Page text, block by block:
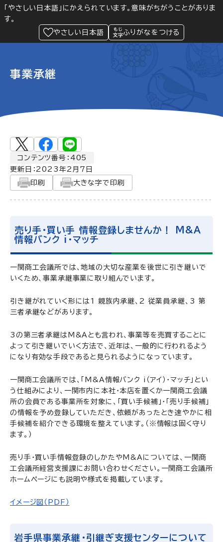
「やさしい日本語」にかえられています。意味がちがうことがありま
す。
やさしい日本語
ふりがなをつける
Language 閲覧支援
緊急情報
事業承継
コンテンツ番号：405
更新日： 2023年2月7日
印刷
大きな字で印刷
売り手・買い手 情報登録しませんか！ M&A
情報バンク i・マッチ
一関商工会議所では、地域の大切な産業を後世に引き継いで
いくため、事業承継事業に取り組んでいます。
引き継がれていく形には1 親族内承継、2 従業員承継、3 第
三者承継などがあります。
3の第三者承継はM&Aとも言われ、事業等を売買することに
よって引き継いでいく方法で、近年は、一般的に行われるよう
になり有効な手段であると見られるようになっています。
一関商工会議所では、「M&A情報バンク i（アイ）・マッチ」とい
う仕組みにより、一関市内に本社・本店を置くか一関商工会議
所の会員である事業所を対象に、「買い手候補」・「売り手候補」
の情報を予め登録していただき、依頼があったとき速やかに相
手候補を紹介できる環境を整えています。（※情報は固く守り
ます。）
売り手・買い手情報登録のしかたやM&Aについては、一関商
工会議所経営支援課にお問い合わせください。一関商工会議所
ホームページにも説明や様式を掲載しています。
イメージ図（PDF）
岩手県事業承継・引継ぎ支援センターについて